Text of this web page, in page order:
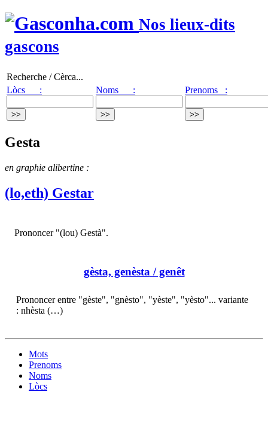
Nos lieux-dits
gascons
Recherche / Cèrca...
Lòcs :
Noms : Prenoms :
Gesta
en graphie alibertine :
(lo,eth) Gestar
Prononcer "(lou) Gestà".
gèsta, genèsta/ genêt
Prononcer entre "gèste", "gnèsto", "yèste", "yèsto"... variante
: nhèsta (…)
Mots
Prenoms
Noms
Lòcs